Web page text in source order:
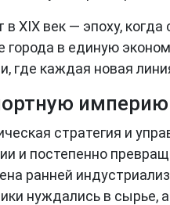
в XIX век — эпоху,
в единую
где каждая новая
империю
стратегия и
и постепенно
ранней
нуждались в